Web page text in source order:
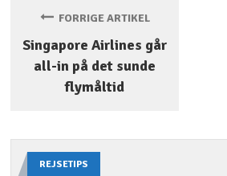
FORRIGE ARTIKEL
Singapore Airlines går
all-in på det sunde
flymåltid
REJSETIPS